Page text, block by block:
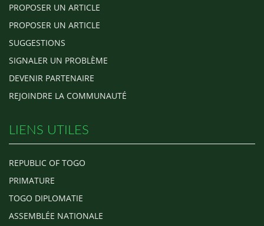
PROPOSER UN ARTICLE
PROPOSER UN ARTICLE
SUGGESTIONS
SIGNALER UN PROBLÈME
DEVENIR PARTENAIRE
REJOINDRE LA COMMUNAUTÉ
LIENS UTILES
REPUBLIC OF TOGO
PRIMATURE
TOGO DIPLOMATIE
ASSEMBLÉE NATIONALE